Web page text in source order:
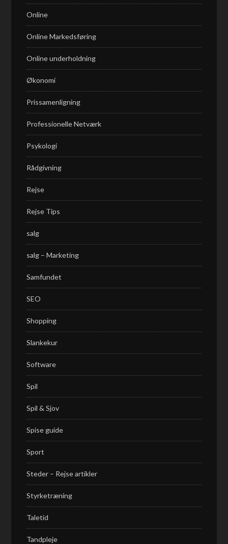
Online
Online Markedsføring
Online underholdning
Økonomi
Prissamenligning
Professionelle Netværk
Psykologi
Rådgivning
Rejse
Rejse Tips
salg
salg – Marketing
Samfundet
SEO
Shopping
Slankekur
Software
Spil
Spil & Sjov
Spise guide
Sport
Steder – Rejse artikler
Styrketræning
Taletid
Tandpleje